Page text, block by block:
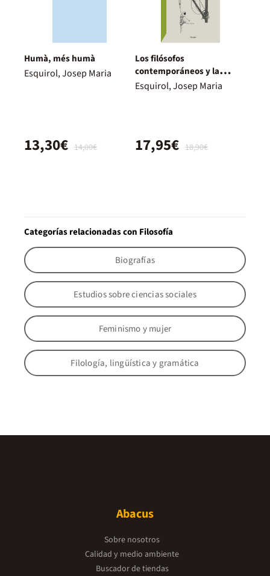
Humà, més humà
Esquirol, Josep Maria
14,00€
13,30€
Los filósofos
contemporáneos y la
técnica
Esquirol, Josep Maria
18,90€
17,95€
Categorías relacionadas con Filosofía
Biografías
Estudios sobre ciencias sociales
Feminismo y mujer
Filología, lingüística y gramática
Abacus
Sobre nosotros
Calidad y medio ambiente
Buscador de tiendas